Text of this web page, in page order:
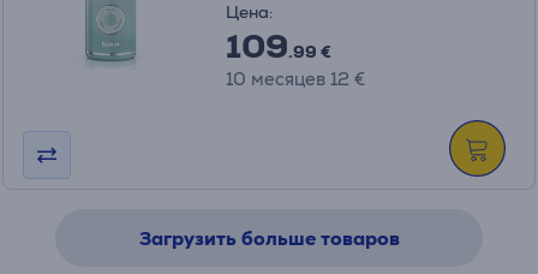
Цена:
109.99 €
10 месяцев 12 €
Загрузить больше товаров